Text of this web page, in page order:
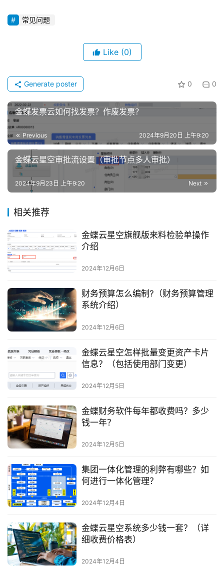
常见问题
Like (0)
0 0
Generate poster
金蝶发票云如何找发票？作废发票？
Previous 2024年9月20日 上午9:20
金蝶云星空审批流设置（审批节点多人审批）
Next
2024年9月23日 上午9:20
相关推荐
金蝶云星空旗舰版来料检验单操作
介绍
2024年12月6日
财务预算怎么编制?（财务预算管理
系统介绍）
2024年12月6日
金蝶云星空怎样批量变更资产卡片
信息？（包括使用部门变更）
2024年12月5日
金蝶财务软件每年都收费吗？多少
钱一年？
2024年12月5日
集团一体化管理的利弊有哪些？如
何进行一体化管理？
2024年12月4日
金蝶云星空系统多少钱一套？（详
细收费价格表）
2024年12月4日